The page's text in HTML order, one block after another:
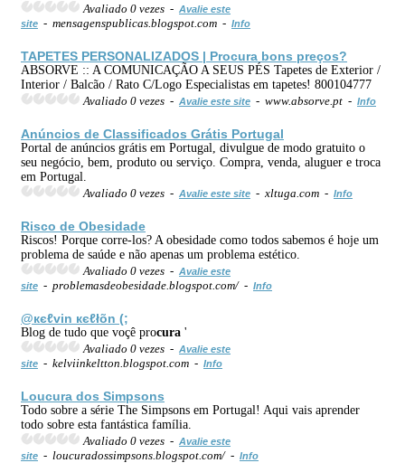
Avaliado 0 vezes - Avalie este
site - mensagenspublicas.blogspot.com - Info
TAPETES PERSONALIZADOS | Procura bons preços?
ABSORVE :: A COMUNICAÇÃO A SEUS PÉS Tapetes de Exterior /
Interior / Balcão / Rato C/Logo Especialistas em tapetes! 800104777
Avaliado 0 vezes - Avalie este site - www.absorve.pt - Info
Anúncios de Classificados Grátis Portugal
Portal de anúncios grátis em Portugal, divulgue de modo gratuito o
seu negócio, bem, produto ou serviço. Compra, venda, aluguer e troca
em Portugal.
Avaliado 0 vezes - Avalie este site - xltuga.com - Info
Risco de Obesidade
Riscos! Porque corre-los? A obesidade como todos sabemos é hoje um
problema de saúde e não apenas um problema estético.
Avaliado 0 vezes - Avalie este
site - problemasdeobesidade.blogspot.com/ - Info
@кєℓvin кєℓłõn (;
Blog de tudo que voçê procura '
Avaliado 0 vezes - Avalie este
site - kelviinkeltton.blogspot.com - Info
Loucura dos Simpsons
Todo sobre a série The Simpsons em Portugal! Aqui vais aprender
todo sobre esta fantástica família.
Avaliado 0 vezes - Avalie este
site - loucuradossimpsons.blogspot.com/ - Info